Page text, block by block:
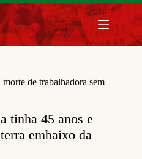
de trabalhadora sem
tinha 45 anos e
embaixo da